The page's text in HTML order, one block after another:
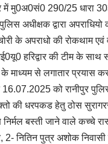
में मु0अ0सं0 290/25 धारा
पुलिस अधीक्षक द्वारा
के अपराधो की रोकथाम एवं
हरिद्वार की टीम के साथ
के माध्यम से लगातार प्रयास
16.07.2025 को रानीपुर
की धरपकड हेतु ठोस
बस्ती जाने वाले कच्चे
2- नितिन पुत्र अशोक